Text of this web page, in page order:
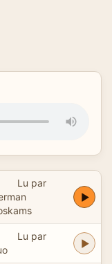
Lu par
Lu par